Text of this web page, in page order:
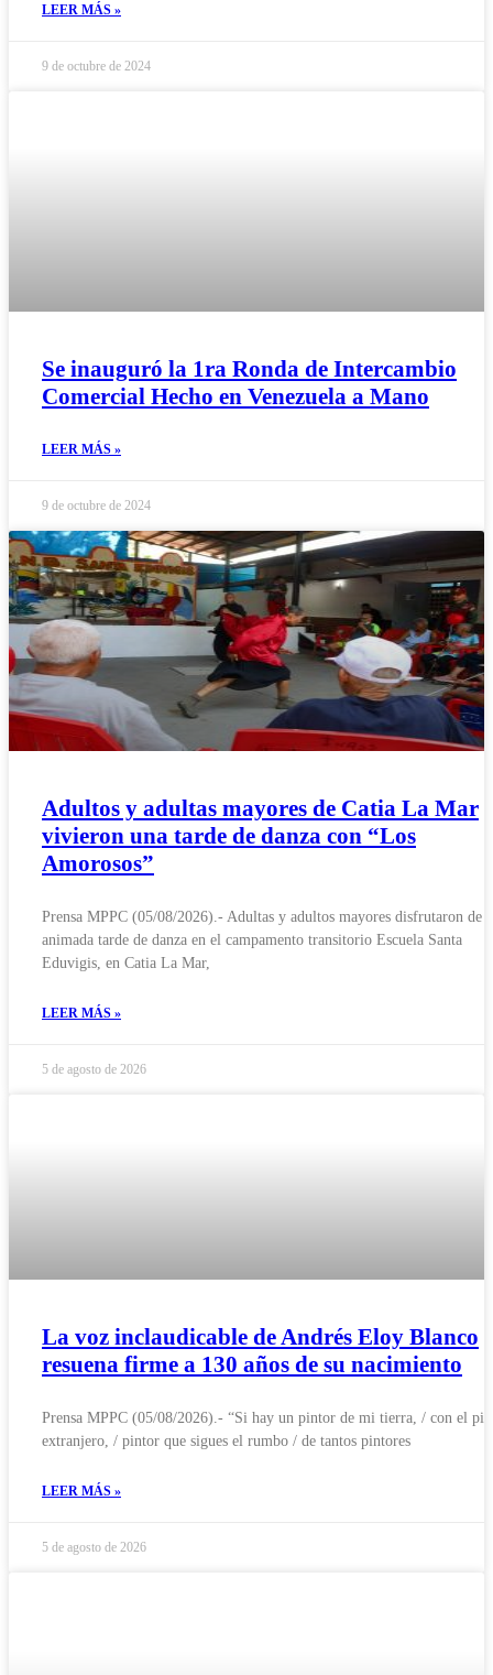
LEER MÁS »
9 de octubre de 2024
Se inauguró la 1ra Ronda de Intercambio
Comercial Hecho en Venezuela a Mano
LEER MÁS »
9 de octubre de 2024
Adultos y adultas mayores de Catia La Mar
vivieron una tarde de danza con “Los
Amorosos”
Prensa MPPC (05/08/2026).- Adultas y adultos mayores disfrutaron de
animada tarde de danza en el campamento transitorio Escuela Santa
Eduvigis, en Catia La Mar,
LEER MÁS »
5 de agosto de 2026
La voz inclaudicable de Andrés Eloy Blanco
resuena firme a 130 años de su nacimiento
Prensa MPPC (05/08/2026).- “Si hay un pintor de mi tierra, / con el
extranjero, / pintor que sigues el rumbo / de tantos pintores
LEER MÁS »
5 de agosto de 2026